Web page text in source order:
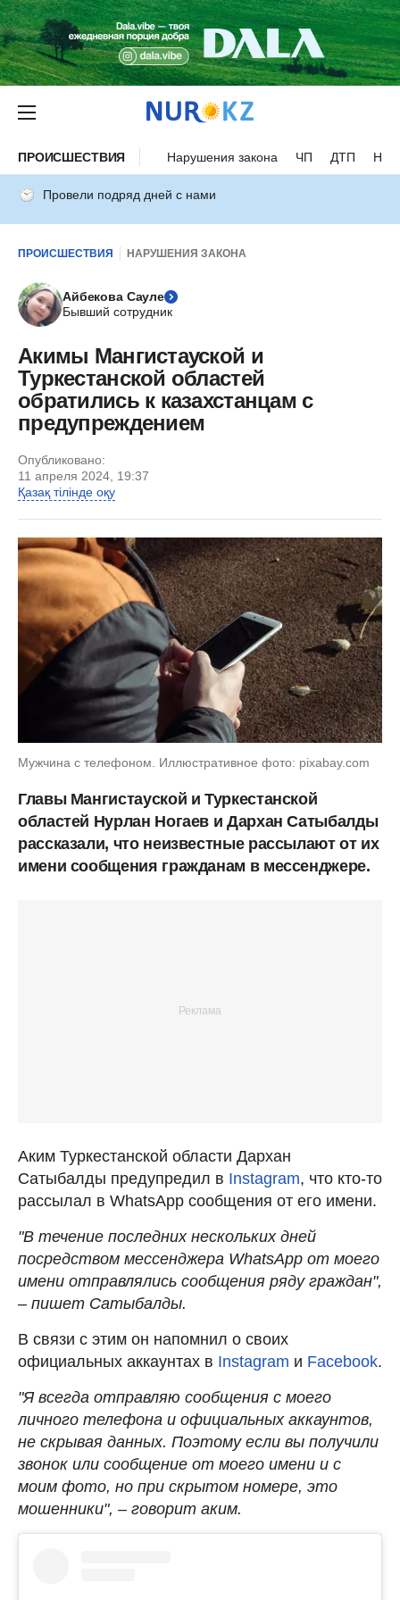
ПРОИСШЕСТВИЯ Нарушения закона ЧП ДТП
Провели подряд дней с нами
ПРОИСШЕСТВИЯ НАРУШЕНИЯ ЗАКОНА
Айбекова Сауле
Бывший сотрудник
Акимы Мангистауской и
Туркестанской областей
обратились к казахстанцам с
предупреждением
Опубликовано:
11 апреля 2024, 19:37
Қазақ тілінде оқу
Мужчина с телефоном. Иллюстративное фото: pixabay.com
Главы Мангистауской и Туркестанской
областей Нурлан Ногаев и Дархан Сатыбалды
рассказали, что неизвестные рассылают от их
имени сообщения гражданам в мессенджере.
Аким Туркестанской области Дархан
Сатыбалды предупредил в Instagram, что кто-то
рассылал в WhatsApp сообщения от его имени.
"В течение последних нескольких дней
посредством мессенджера WhatsApp от моего
имени отправлялись сообщения ряду граждан",
– пишет Сатыбалды.
В связи с этим он напомнил о своих
официальных аккаунтах в Instagram и Facebook.
"Я всегда отправляю сообщения с моего
личного телефона и официальных аккаунтов,
не скрывая данных. Поэтому если вы получили
звонок или сообщение от моего имени и с
моим фото, но при скрытом номере, это
мошенники", – говорит аким.